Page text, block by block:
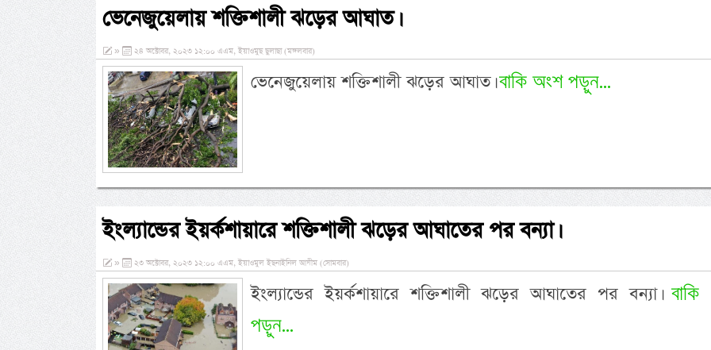
ভেনেজুয়েলায় শক্তিশালী ঝড়ের আঘাত।
» ২৪ অক্টোবর, ২০২৩ ১২:০০ এএম, ইয়াওমুছ ছুলাছা (মঙ্গলবার)
ভেনেজুয়েলায় শক্তিশালী ঝড়ের আঘাত।বাকি অংশ পড়ুন...
ইংল্যান্ডের ইয়র্কশায়ারে শক্তিশালী ঝড়ের আঘাতের পর বন্যা।
» ২৩ অক্টোবর, ২০২৩ ১২:০০ এএম, ইয়াওমুল ইছনাইনিল আযীম (সোমবার)
ইংল্যান্ডের ইয়র্কশায়ারে শক্তিশালী ঝড়ের আঘাতের পর বন্যা।
পড়ুন...